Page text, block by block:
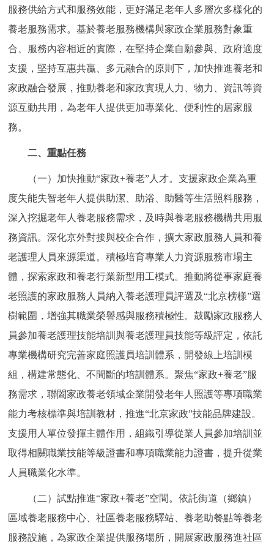
回到頂部
服務供給方式和服務效能，更好滿足老年人多層次多樣化的
養老服務需求。基於養老服務機構與家政企業服務對象重
合、服務內容相近的實際，在堅持企業自願參與、政府適度
支援，堅持互惠共贏、多元融合的原則下，加快推進養老和
家政融合發展，推動養老和家政實現人力、物力、資訊等資
源互動共用，為老年人提供更加專業化、便利性的居家服
務。
二、重點任務
（一）加快推動“家政+養老”人才。支援家政企業為重
度失能失智老年人提供助潔、助浴、助醫等生活照料服務，
深入挖掘老年人養老服務需求，及時與養老服務機構共用服
務資訊。深化京外對接與校企合作，擴大家政服務人員和養
老護理人員來源渠道。積極培育專業人力資源服務市場主
體，探索家政和養老行業新型用工模式。推動將從事家庭養
老照護的家政服務人員納入養老護理員評選及“北京榜樣”選
樹範圍，增強其職業榮譽感與服務積極性。鼓勵家政服務人
員參加養老護理技能培訓與養老護理員技能等級評定，依託
專業機構研究完善家庭照護員培訓體系，開發線上培訓模
組，構建常態化、不間斷的培訓體系。聚焦“家政+養老”服
務需求，聯闔家政養老領域企業開發老年人照護等專項職業
能力考核標準與培訓教材，推進“北京家政”技能品牌建設。
支援用人單位發揮主體作用，組織引導從業人員參加培訓並
取得相關職業技能等級證書和專項職業能力證書，提升從業
人員職業化水準。
（二）試點推進“家政+養老”空間。依託街道（鄉鎮）
區域養老服務中心、社區養老服務驛站、養老助餐點等養老
服務設施，為家政企業提供服務場所，開展家政服務進社區